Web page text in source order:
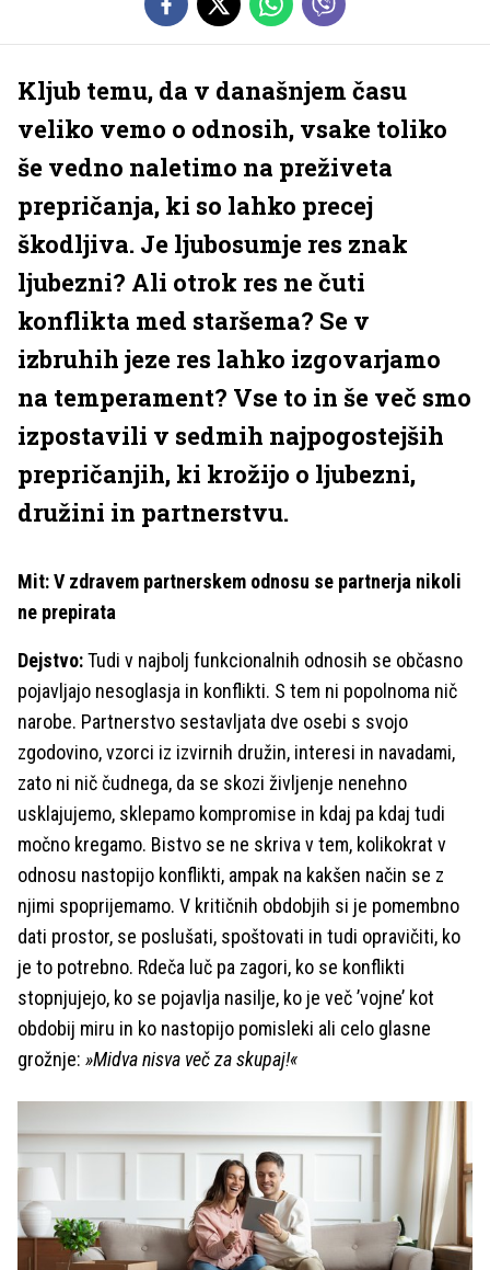
Kljub temu, da v današnjem času
veliko vemo o odnosih, vsake toliko
še vedno naletimo na preživeta
prepričanja, ki so lahko precej
škodljiva. Je ljubosumje res znak
ljubezni? Ali otrok res ne čuti
konflikta med staršema? Se v
izbruhih jeze res lahko izgovarjamo
na temperament? Vse to in še več smo
izpostavili v sedmih najpogostejših
prepričanjih, ki krožijo o ljubezni,
družini in partnerstvu.
Mit: V zdravem partnerskem odnosu se partnerja nikoli
ne prepirata
Dejstvo:Tudi v najbolj funkcionalnih odnosih se občasno
pojavljajo nesoglasja in konflikti. S tem ni popolnoma nič
narobe. Partnerstvo sestavljata dve osebi s svojo
zgodovino, vzorci iz izvirnih družin, interesi in navadami,
zato ni nič čudnega, da se skozi življenje nenehno
usklajujemo, sklepamo kompromise in kdaj pa kdaj tudi
močno kregamo. Bistvo se ne skriva v tem, kolikokrat v
odnosu nastopijo konflikti, ampak na kakšen način se z
njimi spoprijemamo. V kritičnih obdobjih si je pomembno
dati prostor, se poslušati, spoštovati in tudi opravičiti, ko
je to potrebno. Rdeča luč pa zagori, ko se konflikti
stopnjujejo, ko se pojavlja nasilje, ko je več ’vojne’ kot
obdobij miru in ko nastopijo pomisleki ali celo glasne
grožnje: »Midva nisva več za skupaj!«